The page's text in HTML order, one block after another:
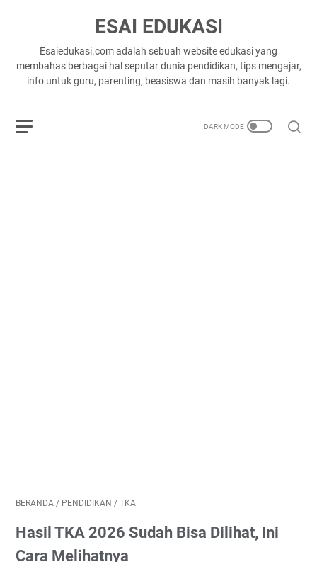
ESAI EDUKASI
Esaiedukasi.com adalah sebuah website edukasi yang
membahas berbagai hal seputar dunia pendidikan, tips mengajar,
info untuk guru, parenting, beasiswa dan masih banyak lagi.
BERANDA / PENDIDIKAN / TKA
Hasil TKA 2026 Sudah Bisa Dilihat, Ini
Cara Melihatnya